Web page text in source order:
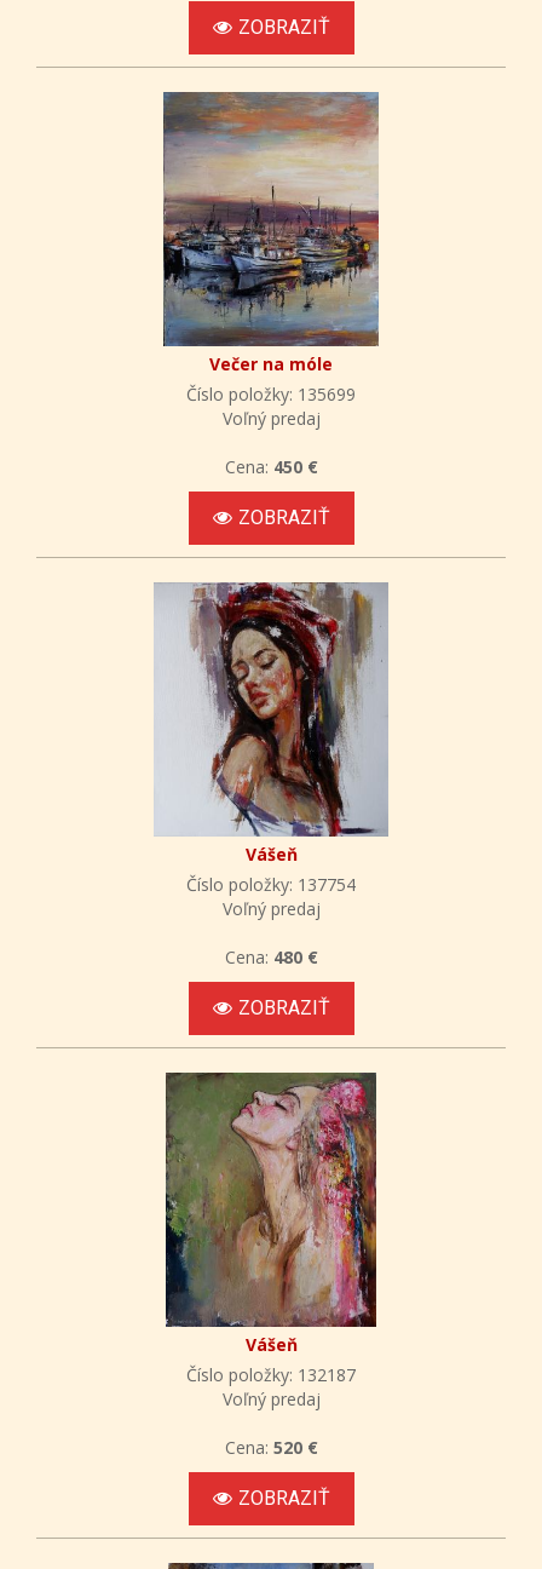
ZOBRAZIŤ
Večer na móle
Číslo položky: 135699
Voľný predaj
Cena: 450 €
ZOBRAZIŤ
Vášeň
Číslo položky: 137754
Voľný predaj
Cena: 480 €
ZOBRAZIŤ
Vášeň
Číslo položky: 132187
Voľný predaj
Cena: 520 €
ZOBRAZIŤ